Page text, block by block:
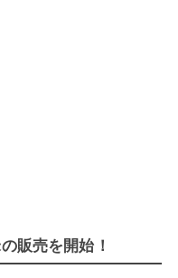
販売を開始！